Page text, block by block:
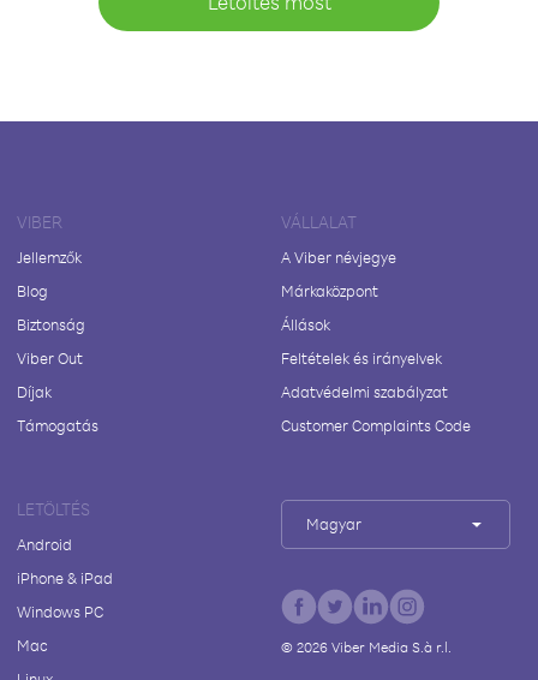
VIBER
Jellemzők
Blog
Biztonság
Viber Out
Díjak
Támogatás
VÁLLALAT
A Viber névjegye
Márkaközpont
Állások
Feltételek és irányelvek
Adatvédelmi szabályzat
Customer Complaints Code
LETÖLTÉS
Android
iPhone & iPad
Windows PC
Mac
Magyar
© 2026Viber Media S.à r.l.